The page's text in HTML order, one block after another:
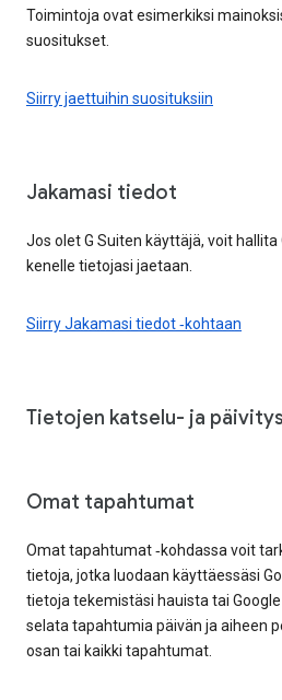
Toimintoja ovat esimerkiksi
suositukset.
Siirry jaettuihin suosituksiin
Jakamasi tiedot
Jos olet G Suiten käyttäjä, voit hallita
kenelle tietojasi jaetaan.
Siirry Jakamasi tiedot ‑kohtaan
Tietojen katselu- ja
Omat tapahtumat
Omat tapahtumat ‑kohdassa voit
tietoja, jotka luodaan käyttäessäsi
tietoja tekemistäsi hauista tai
selata tapahtumia päivän ja aiheen
osan tai kaikki tapahtumat.